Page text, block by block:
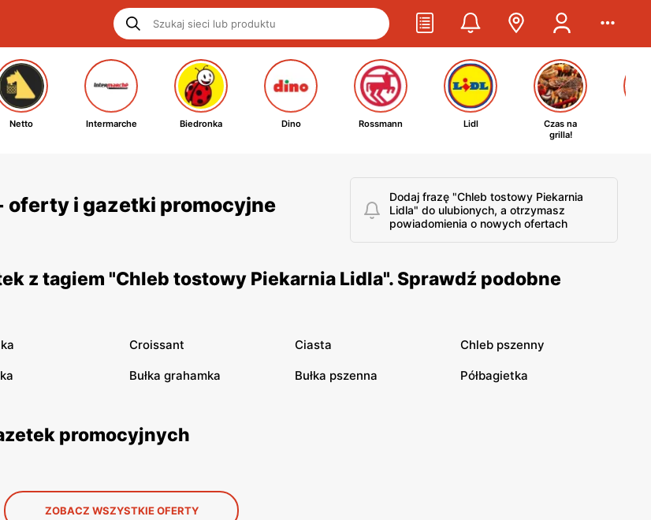
Netto Intermarche Biedronka Dino Rossmann Lidl
Czas na
grilla!
oferty i gazetki promocyjne
Dodaj frazę "Chleb tostowy Piekarnia
Lidla" do ulubionych, a otrzymasz
powiadomienia o nowych ofertach
z tagiem "Chleb tostowy Piekarnia Lidla". Sprawdź podobne
Croissant Ciasta Chleb pszenny
Bułka grahamka Bułka pszenna Półbagietka
promocyjnych
ZOBACZ WSZYSTKIE OFERTY